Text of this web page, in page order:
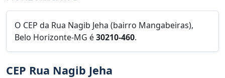
O CEP da Rua Nagib Jeha (bairro Mangabeiras),
Belo Horizonte-MG é30210-460.
CEP Rua Nagib Jeha